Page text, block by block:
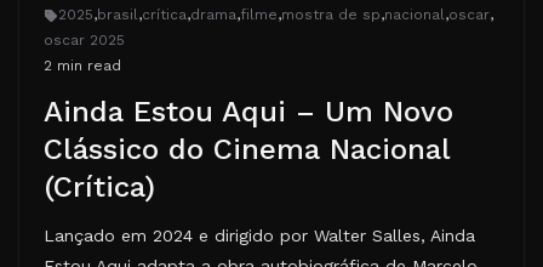
2025,brasil,crítica,drama,filme,mostra de sp,nacional,oscar,
oscar 2025
2 min read
Ainda Estou Aqui – Um Novo
Clássico do Cinema Nacional
(Crítica)
Lançado em 2024 e dirigido por Walter Salles, Ainda